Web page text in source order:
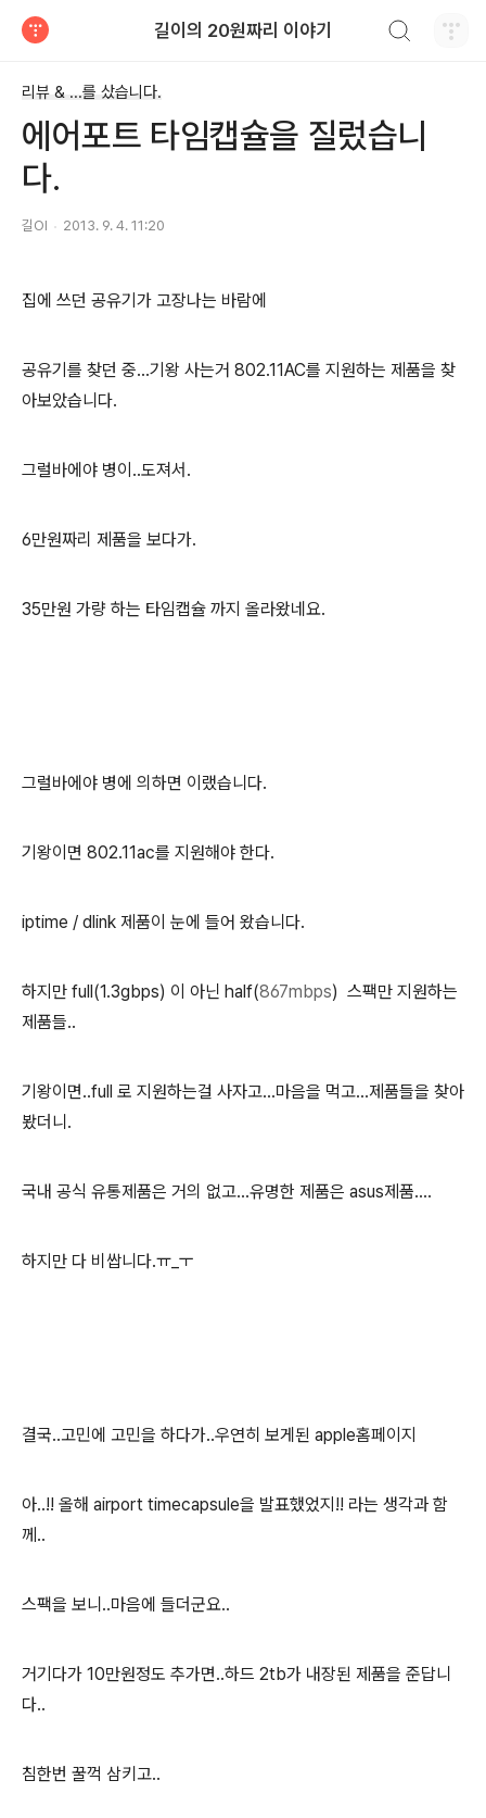
길이의 20원짜리 이야기
리뷰 & ...를 샀습니다.
에어포트 타임캡슐을 질렀습니
다.
길OI 2013. 9. 4. 11:20
집에 쓰던 공유기가 고장나는 바람에
공유기를 찾던 중...기왕 사는거 802.11AC를 지원하는 제품을 찾
아보았습니다.
그럴바에야 병이..도져서.
6만원짜리 제품을 보다가.
35만원 가량 하는 타임캡슐 까지 올라왔네요.
그럴바에야 병에 의하면 이랬습니다.
기왕이면 802.11ac를 지원해야 한다.
iptime / dlink 제품이 눈에 들어 왔습니다.
하지만 full(1.3gbps) 이 아닌 half(867mbps) 스팩만 지원하는
제품들..
기왕이면..full 로 지원하는걸 사자고...마음을 먹고...제품들을 찾아
봤더니.
국내 공식 유통제품은 거의 없고...유명한 제품은 asus제품....
하지만 다 비쌉니다.ㅠ_ㅜ
결국..고민에 고민을 하다가..우연히 보게된 apple홈페이지
아..!! 올해 airport timecapsule을 발표했었지!! 라는 생각과 함
께..
스팩을 보니..마음에 들더군요..
거기다가 10만원정도 추가면..하드 2tb가 내장된 제품을 준답니
다..
침한번 꿀꺽 삼키고..